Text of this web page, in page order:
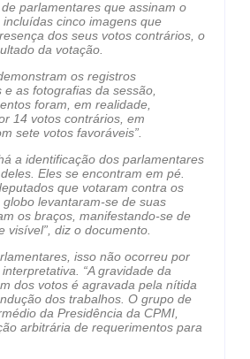
parlamentares que assinam o
cinco imagens que
dos seus votos contrários, o
da votação.
os registros
e as fotografias da sessão,
foram, em realidade,
14 votos contrários, em
sete votos favoráveis”.
a identificação dos parlamentares
Eles se encontram em pé.
que votaram contra os
levantaram-se de suas
os braços, manifestando-se de
visível”, diz o documento.
isso não ocorreu por
“A gravidade da
dos votos é agravada pela nítida
dos trabalhos. O grupo de
da Presidência da CPMI,
arbitrária de requerimentos para